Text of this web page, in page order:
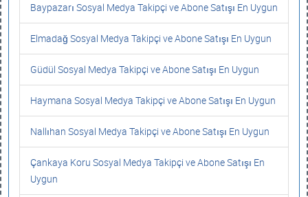
Baypazarı Sosyal Medya Takipçi ve Abone Satışı En Uygun
Elmadağ Sosyal Medya Takipçi ve Abone Satışı En Uygun
Güdül Sosyal Medya Takipçi ve Abone Satışı En Uygun
Haymana Sosyal Medya Takipçi ve Abone Satışı En Uygun
Nallıhan Sosyal Medya Takipçi ve Abone Satışı En Uygun
Çankaya Koru Sosyal Medya Takipçi ve Abone Satışı En
Uygun